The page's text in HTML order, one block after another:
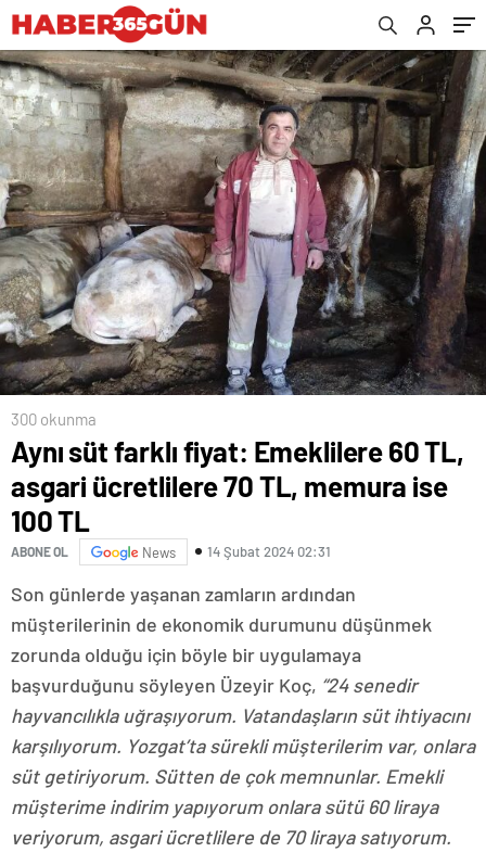
300 okunma
Aynı süt farklı fiyat: Emeklilere 60 TL,
asgari ücretlilere 70 TL, memura ise
100 TL
ABONE OL News 14 Şubat 2024 02:31
Son günlerde yaşanan zamların ardından
müşterilerinin de ekonomik durumunu düşünmek
zorunda olduğu için böyle bir uygulamaya
başvurduğunu söyleyen Üzeyir Koç, “24 senedir
hayvancılıkla uğraşıyorum. Vatandaşların süt ihtiyacını
karşılıyorum. Yozgat’ta sürekli müşterilerim var, onlara
süt getiriyorum. Sütten de çok memnunlar. Emekli
müşterime indirim yapıyorum onlara sütü 60 liraya
veriyorum, asgari ücretlilere de 70 liraya satıyorum.